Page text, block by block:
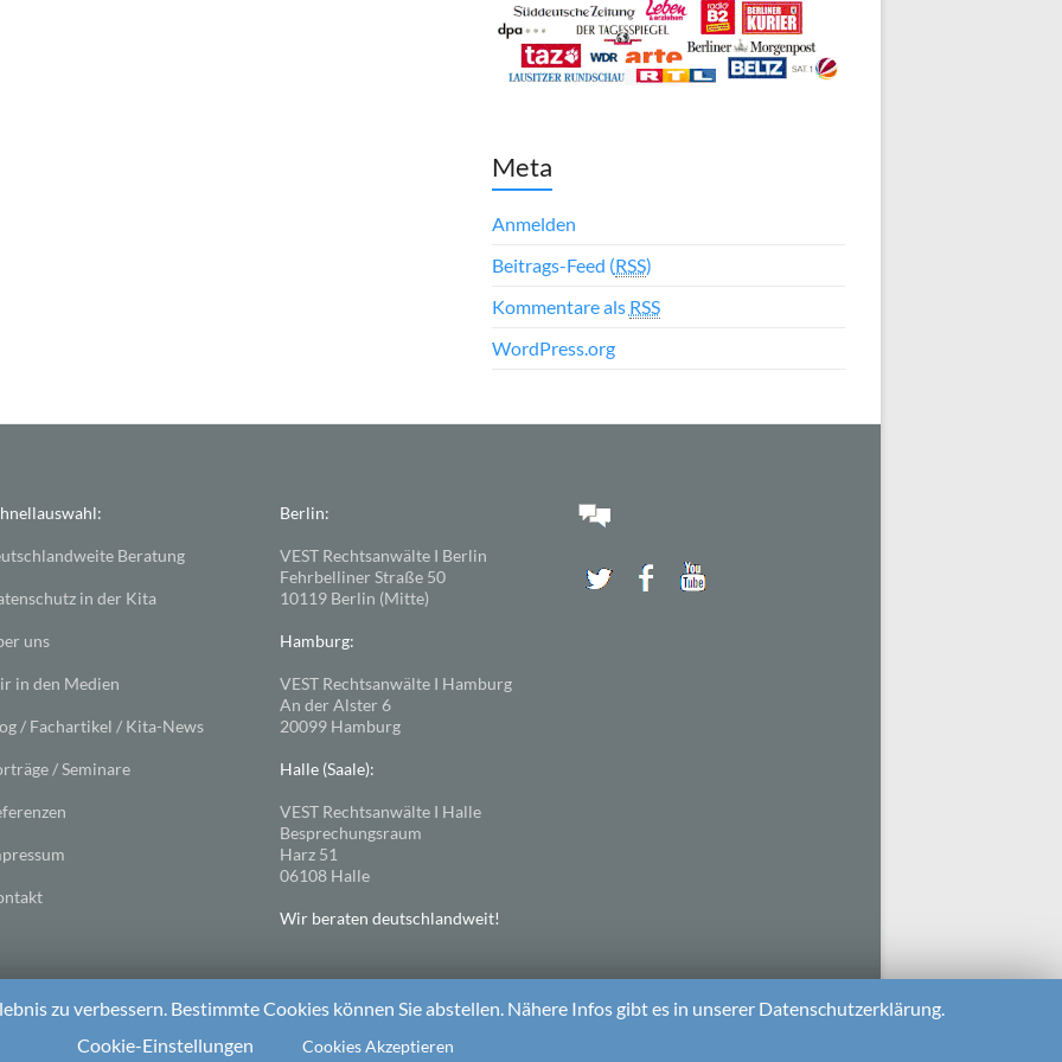
Meta
Anmelden
Beitrags-Feed (RSS)
Kommentare als RSS
WordPress.org
Beratung
in der Kita
uns
in den Medien
/ Fachartikel / Kita-News
/ Seminare
Berlin:
VEST Rechtsanwälte I Berlin
Fehrbelliner Straße 50
10119 Berlin (Mitte)
Hamburg:
VEST Rechtsanwälte I Hamburg
An der Alster 6
20099 Hamburg
Halle (Saale):
VEST Rechtsanwälte I Halle
Besprechungsraum
Harz 51
06108 Halle
Wir beraten deutschlandweit!
zu verbessern. Bestimmte Cookies können Sie abstellen. Nähere Infos gibt es in unserer Datenschutzerklärung.
Cookie-Einstellungen
Cookies Akzeptieren